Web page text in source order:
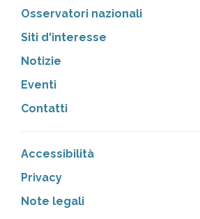
Osservatori nazionali
Siti d'interesse
Notizie
Eventi
Contatti
Accessibilità
Privacy
Note legali